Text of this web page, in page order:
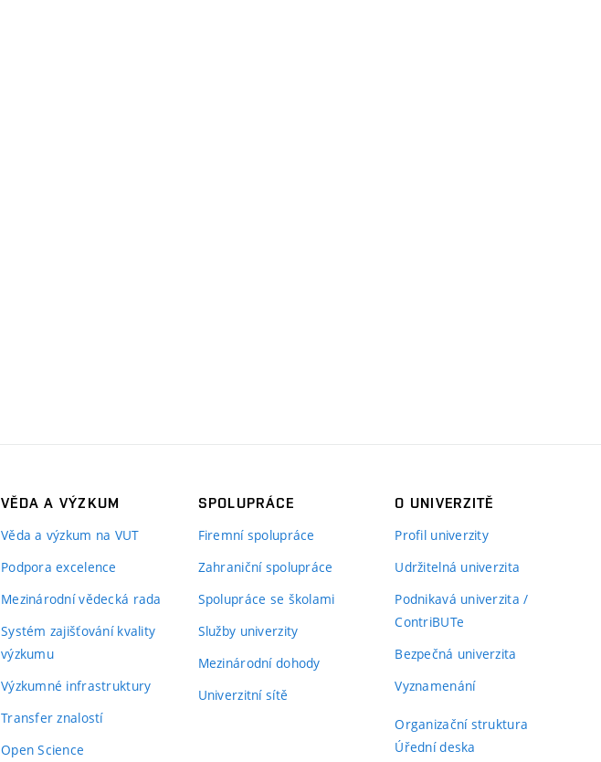
VĚDA A VÝZKUM
Věda a výzkum na VUT
Podpora excelence
Mezinárodní vědecká rada
Systém zajišťování kvality
výzkumu
Výzkumné infrastruktury
Transfer znalostí
Open Science
SPOLUPRÁCE
Firemní spolupráce
Zahraniční spolupráce
Spolupráce se školami
Služby univerzity
Mezinárodní dohody
Univerzitní sítě
O UNIVERZITĚ
Profil univerzity
Udržitelná univerzita
Podnikavá univerzita /
ContriBUTe
Bezpečná univerzita
Vyznamenání
Organizační struktura
Úřední deska